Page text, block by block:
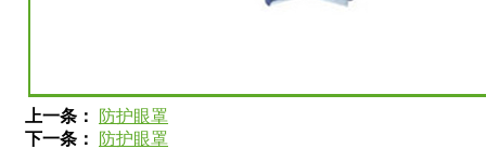
上一条：
防护眼罩
下一条：
防护眼罩